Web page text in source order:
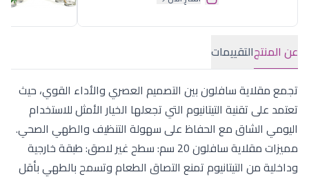
عن المنتجالتقييمات
تجمع مقلاية سافلون بين التصميم العصري والأداء القوي، حيث
تعتمد على تقنية التيتانيوم التي تجعلها الخيار الأمثل للاستخدام
اليومي الشاق مع الحفاظ على سهولة التنظيف والطهي الصحي.
مميزات مقلاية سافلون 20 سم: سطح غير لاصق: طبقة خارجية
وداخلية من التيتانيوم تمنع التصاق الطعام وتسمح بالطهي بأقل